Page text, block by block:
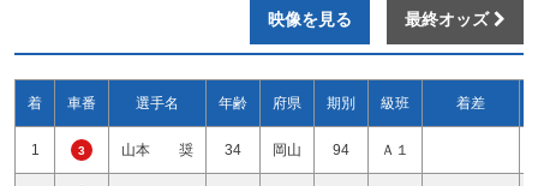
映像を見る 最終オッズ
着 車番 選手名 年齢 府県 期別 級班 着差
1 3 山本 奨 34 岡山 94 Ａ１